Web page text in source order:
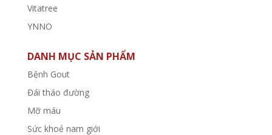
Vitatree
YNNO
DANH MỤC SẢN PHẨM
Bệnh Gout
Đái tháo đường
Mỡ máu
Sức khoẻ nam giới